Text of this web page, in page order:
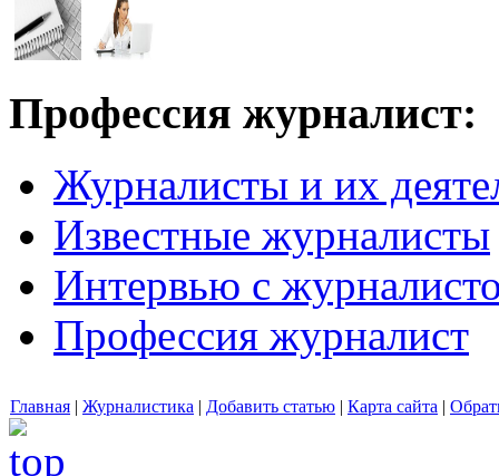
Профессия журналист:
Журналисты и их
Известные журналисты
Интервью с
Профессия журналист
Главная | Журналистика | Добавить статью | Карта сайта |